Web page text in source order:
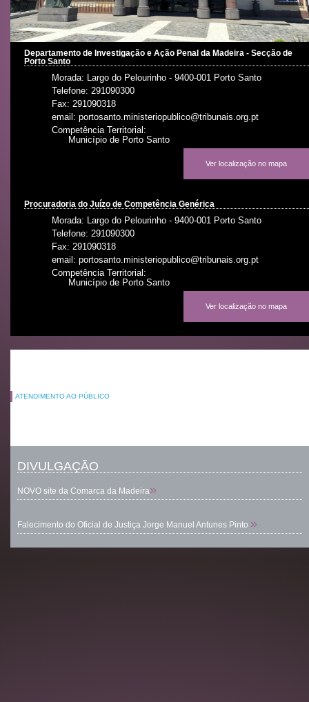
Departamento de Investigação e Ação Penal da Madeira - Secção de
Porto Santo
Morada: Largo do Pelourinho - 9400-001 Porto Santo
Telefone: 291090300
Fax: 291090318
email: portosanto.ministeriopublico@tribunais.org.pt
Competência Territorial:
Município de Porto Santo
Ver localização no mapa
Procuradoria do Juízo de Competência Genérica
Morada: Largo do Pelourinho - 9400-001 Porto Santo
Telefone: 291090300
Fax: 291090318
email: portosanto.ministeriopublico@tribunais.org.pt
Competência Territorial:
Município de Porto Santo
Ver localização no mapa
ATENDIMENTO AO PÚBLICO
DIVULGAÇÃO
NOVO site da Comarca da Madeira»
Falecimento do Oficial de Justiça Jorge Manuel Antunes Pinto »